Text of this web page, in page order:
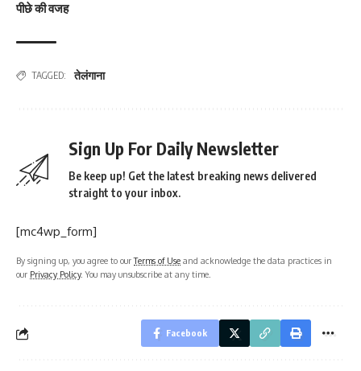
पीछे की वजह
TAGGED: तेलंगाना
Sign Up For Daily Newsletter
Be keep up! Get the latest breaking news delivered
straight to your inbox.
[mc4wp_form]
By signing up, you agree to ourTerms of Use and acknowledge the data practices in
our Privacy Policy. You may unsubscribe at any time.
Facebook